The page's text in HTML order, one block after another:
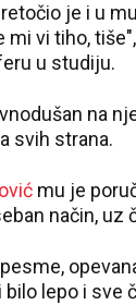
je i u
mi vi tiho,
u studiju.
na
svih strana.
mu je
način, uz
bilo lepo i sve